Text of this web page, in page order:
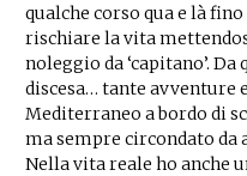
qualche corso qua e là
rischiare la vita
noleggio da ‘capitano’.
discesa… tante avventure
Mediterraneo a bordo di
ma sempre circondato da
Nella vita reale ho anche